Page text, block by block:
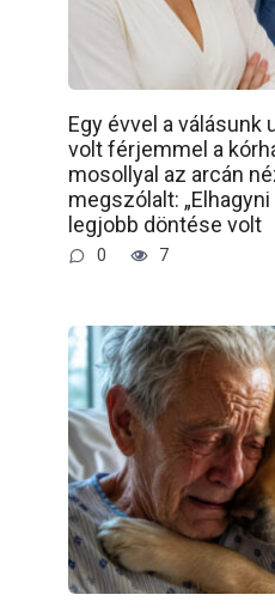
Egy évvel a válásunk
volt férjemmel a
mosollyal az arcán
megszólalt:
legjobb döntése volt
0 7